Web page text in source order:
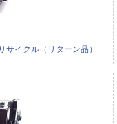
イクル（リターン品）